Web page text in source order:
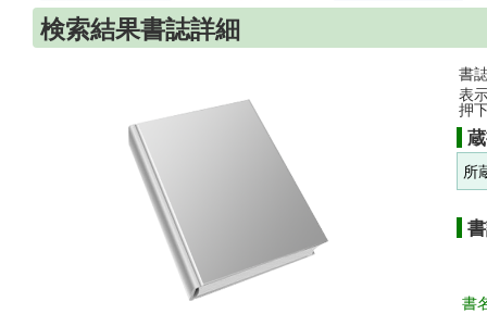
検索結果書誌詳細
書
表
押
所
書